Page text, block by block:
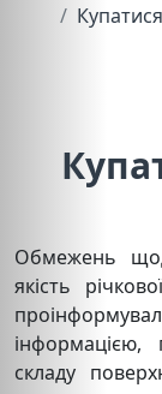
Обмежень
якість
інформацією,
складу